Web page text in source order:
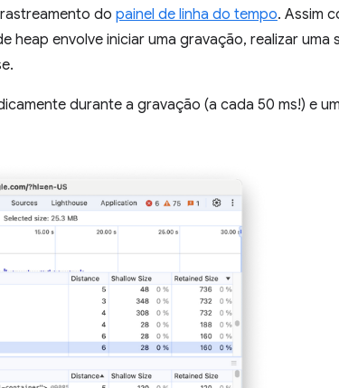
do painel de linha do tempo. Assim
envolve iniciar uma gravação, realizar uma
durante a gravação (a cada 50 ms!) e